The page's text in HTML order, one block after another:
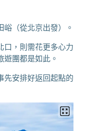
（從北京出發）。
口，則需花更多心力
遊團都是如此。
先安排好返回起點的